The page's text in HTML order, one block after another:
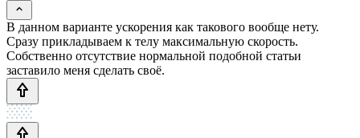
В данном варианте ускорения как такового вообще нету.
Сразу прикладываем к телу максимальную скорость.
Собственно отсутствие нормальной подобной статьи
заставило меня сделать своё.